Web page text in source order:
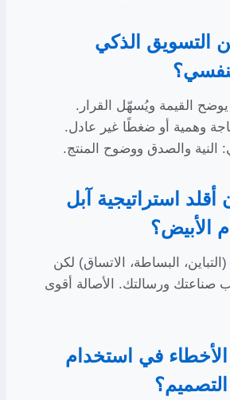
التسويق الذكي
القيمة ويُسهّل القرار.
وهمية أو ضغطًا غير عادل.
النية والصدق ووضوح المنتج.
استراتيجية آبل
الأبيض؟
(التباين، البساطة، الاتساق) لكن
صناعتك ورسالتك. الأصالة أقوى
في استخدام
التصميم؟